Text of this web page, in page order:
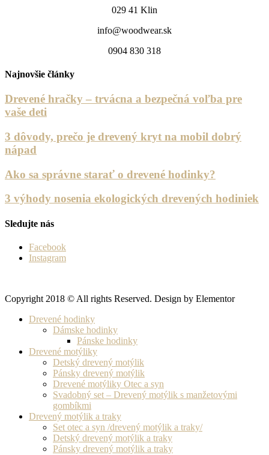
029 41 Klin
info@woodwear.sk
0904 830 318
Najnovšie články
Drevené hračky – trvácna a bezpečná voľba pre
vaše deti
3 dôvody, prečo je drevený kryt na mobil dobrý
nápad
Ako sa správne starať o drevené hodinky?
3 výhody nosenia ekologických drevených hodiniek
Sledujte nás
Facebook
Instagram
Copyright 2018 © All rights Reserved. Design by Elementor
Drevené hodinky
Dámske hodinky
Pánske hodinky
Drevené motýliky
Detský drevený motýlik
Pánsky drevený motýlik
Drevené motýliky Otec a syn
Svadobný set – Drevený motýlik s manžetovými
gombíkmi
Drevený motýlik a traky
Set otec a syn /drevený motýlik a traky/
Detský drevený motýlik a traky
Pánsky drevený motýlik a traky